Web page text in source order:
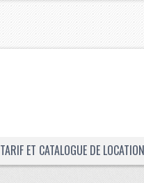
TARIF ET CATALOGUE DE LOCATION